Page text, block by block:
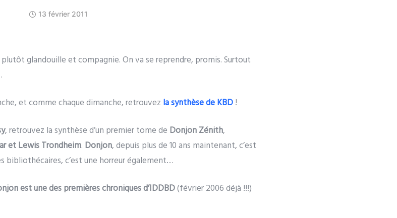
13 février 2011
plutôt glandouille et compagnie. On va se reprendre, promis. Surtout
et comme chaque dimanche, retrouvez la synthèse de KBD!
, retrouvez la synthèse d’un premier tome de Donjon Zénith,
et Lewis Trondheim. Donjon, depuis plus de 10 ans maintenant, c’est
bibliothécaires, c’est une horreur également…
est une des premières chroniques d’IDDBD(février 2006 déjà !!!)